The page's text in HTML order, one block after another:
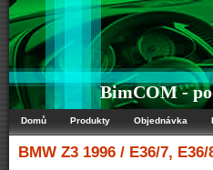
BimCOM -
Domů Produkty Objednávka
BMW Z3 1996 / E36/7, E36/